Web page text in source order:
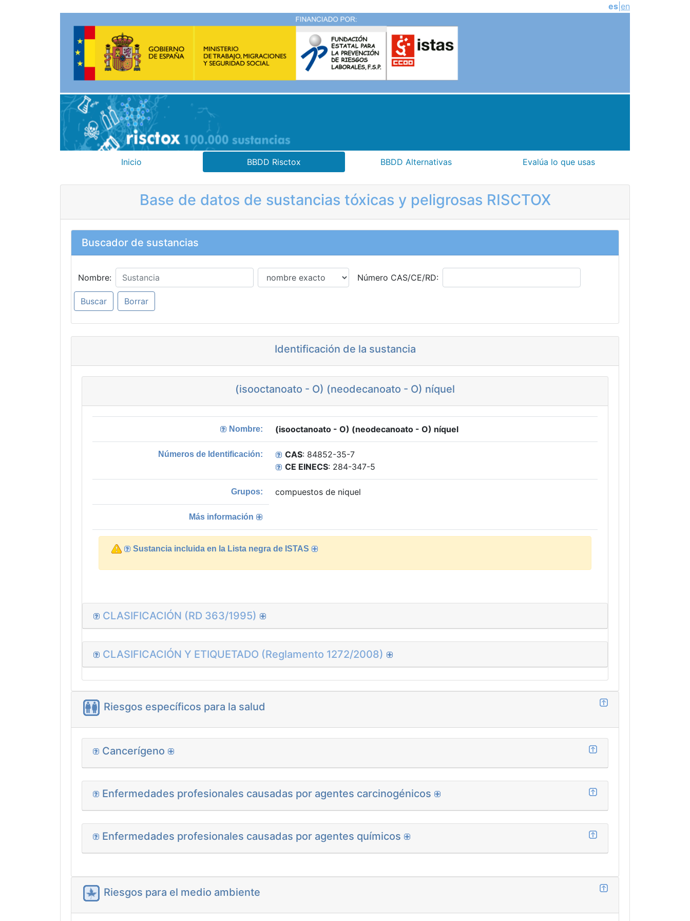
es en
Inicio BBDD Risctox BBDD Alternativas Evalúa lo que usas
Base de datos de sustancias tóxicas y peligrosas RISCTOX
Buscador de sustancias
Nombre: Número CAS/CE/RD:
Identificación de la sustancia
(isooctanoato - O) (neodecanoato - O) níquel
Nombre: (isooctanoato - O) (neodecanoato - O) níquel
Números de Identificación: CAS: 84852-35-7
CE EINECS: 284-347-5
Grupos: compuestos de niquel
Más información
Sustancia incluida en la Lista negra de ISTAS
CLASIFICACIÓN (RD 363/1995)
CLASIFICACIÓN Y ETIQUETADO (Reglamento 1272/2008)
Riesgos específicos para la salud
Cancerígeno
Enfermedades profesionales causadas por agentes carcinogénicos
Enfermedades profesionales causadas por agentes químicos
Riesgos para el medio ambiente